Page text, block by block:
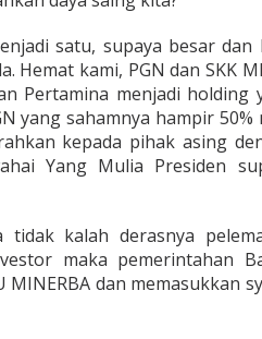
satu, supaya besar dan
Hemat kami, PGN dan SKK
Pertamina menjadi holding
yang sahamnya hampir 50%
kepada pihak asing
Yang Mulia Presiden
kalah derasnya
maka pemerintahan
MINERBA dan memasukkan